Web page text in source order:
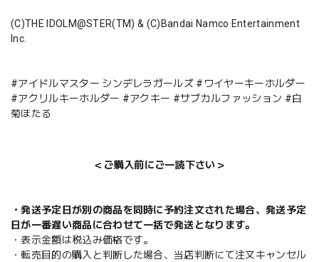
(C)THE IDOLM@STER(TM) & (C)Bandai Namco Entertainment
Inc.
#アイドルマスター シンデレラガールズ #ワイヤーキーホルダー
#アクリルキーホルダー #アクキー #サブカルファッション #白
菊ほたる
＜ご購入前にご一読下さい＞
・発送予定日が別の商品を同時に予約注文された場合、発送予定
日が一番遅い商品に合わせて一括で発送となります。
・表示金額は税込み価格です。
・転売目的の購入と判断した場合、当店判断にて注文キャンセル